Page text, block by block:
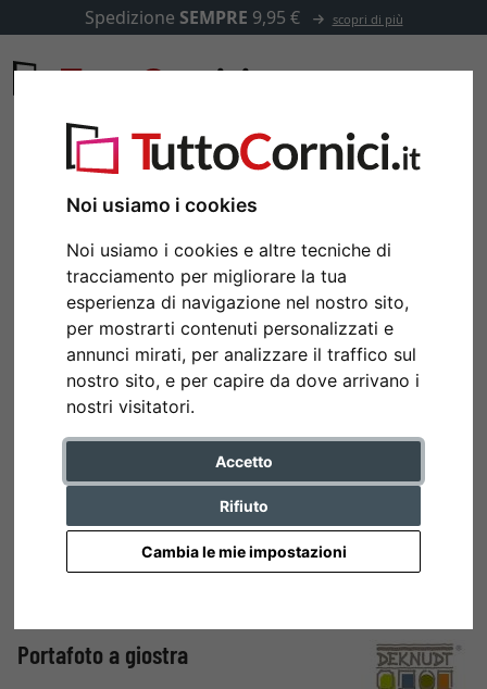
Noi usiamo i cookies
Noi usiamo i cookies e altre tecniche di
tracciamento per migliorare la tua
esperienza di navigazione nel nostro sito,
per mostrarti contenuti personalizzati e
annunci mirati, per analizzare il traffico sul
nostro sito, e per capire da dove arrivano i
nostri visitatori.
Accetto
Rifiuto
Cambia le mie impostazioni
Spedizione SEMPRE 9,95 € scopri di più
Portafoto a giostra